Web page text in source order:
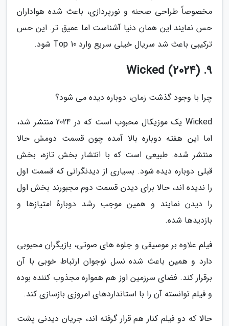
مخصوصاً طراحی صحنه و نورپردازی، باعث شده هواداران
حس نمایند این همان دنیا آشناست اما عمیق تر. این حس
ترکیبی باعث شد سریال خیلی سریع وارد Top 10 شود.
9. Wicked (2024)
چرا با وجود گذشت زمان، دوباره دیده می شود؟
Wicked یک موزیکال محبوب است که در 2024 منتشر شد،
اما این هفته دوباره بالا آمده چون قسمت دومش حالا
منتشر شده. طبیعی است که با انتشار بخش تازه، بخش
قبلی دوباره دیده شود. بسیاری از دیدنگرانی که قسمت اول
را ندیده اند، حالا برای دیدن قسمت دوم مجبورند بخش اول
را دیدن نمایند و همین موجب رشد دوبارهٔ امتیازها و
بازدیدها شده.
فیلم علاوه بر موسیقی و جلوه های صوتی، بازیگران محبوبی
دارد و همین باعث شده نسل نوجوان ارتباط خوبی با آن
برقرار کند. فضای سرزمین اوز هم همواره مجذوب کننده بوده
و فیلم توانسته آن را با استانداردهای امروزی بازسازی کند.
حالا که دو فیلم کنار هم قرار گرفته اند، جریان دیدنی پشت